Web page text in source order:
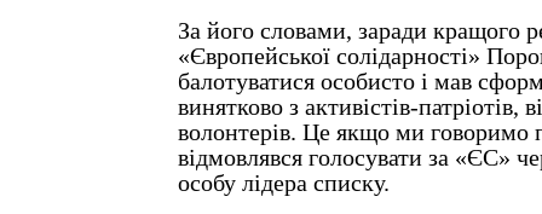
За його словами, заради кращого
«Європейської солідарності»
балотуватися особисто і мав
винятково з активістів-патріотів,
волонтерів. Це якщо ми говоримо
відмовлявся голосувати за «ЄС»
особу лідера списку.